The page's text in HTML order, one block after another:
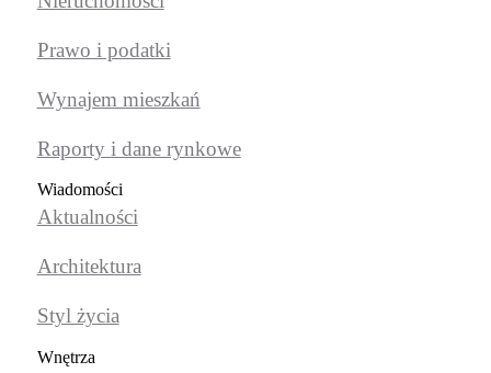
Prawo i podatki
Wynajem mieszkań
Raporty i dane rynkowe
Wiadomości
Aktualności
Architektura
Styl życia
Wnętrza